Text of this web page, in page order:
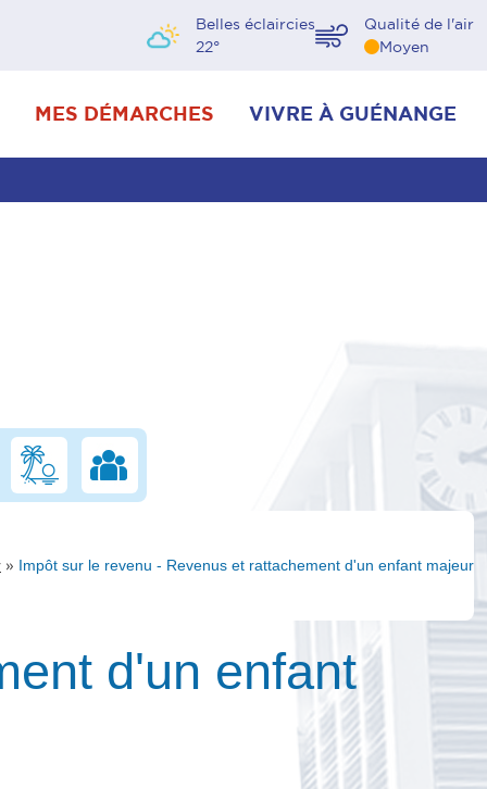
Belles éclaircies
22°
Qualité de l'air
Moyen
MES DÉMARCHES VIVRE À GUÉNANGE
» Impôt sur le revenu - Revenus et rattachement d'un enfant majeur
d'un enfant